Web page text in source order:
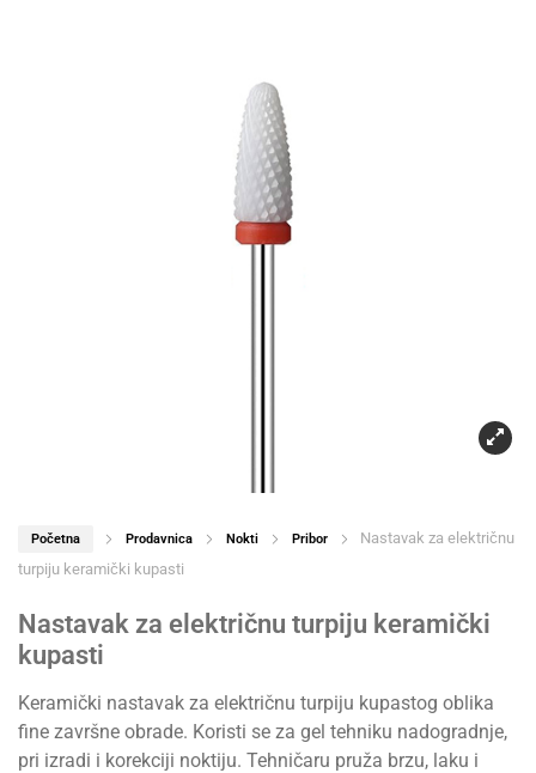
Početna Prodavnica Nokti Pribor
Nastavak za električnu
turpiju keramički kupasti
Nastavak za električnu turpiju keramički
kupasti
Keramički nastavak za električnu turpiju kupastog oblika
fine završne obrade. Koristi se za gel tehniku nadogradnje,
pri izradi i korekciji noktiju. Tehničaru pruža brzu, laku i